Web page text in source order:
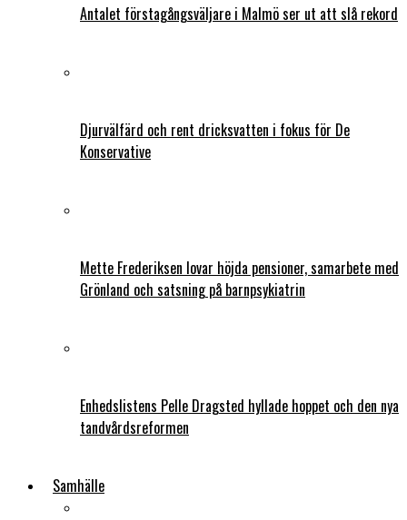
Antalet förstagångsväljare i Malmö ser ut att slå rekord
Djurvälfärd och rent dricksvatten i fokus för De
Konservative
Mette Frederiksen lovar höjda pensioner, samarbete med
Grönland och satsning på barnpsykiatrin
Enhedslistens Pelle Dragsted hyllade hoppet och den nya
tandvårdsreformen
Samhälle